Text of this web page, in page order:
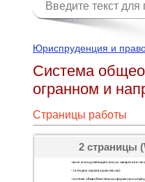
Юриспруденция и
Система
огранном и
Страницы работы
2 страницы